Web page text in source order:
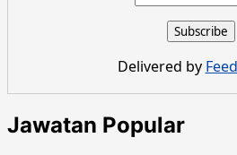
Penguatkuasaan
November
2016
Delivered by
Jawatan Popular